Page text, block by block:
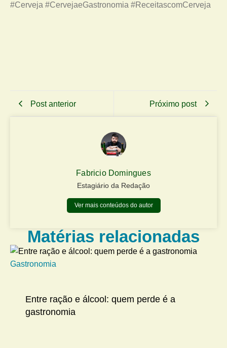
#Cerveja #CervejaeGastronomia #ReceitascomCerveja
Post anterior Próximo post
Fabricio Domingues
Estagiário da Redação
Ver mais conteúdos do autor
Matérias relacionadas
Gastronomia
Entre ração e álcool: quem perde é a
gastronomia